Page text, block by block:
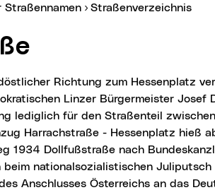
Straßennamen Straßenverzeichnis
Linzer Bürgermeister Josef
lediglich für den Straßenteil
Harrachstraße - Hessenplatz hieß
1934 Dollfußstraße nach
beim nationalsozialistischen Juliputsch
Anschlusses Österreichs an das